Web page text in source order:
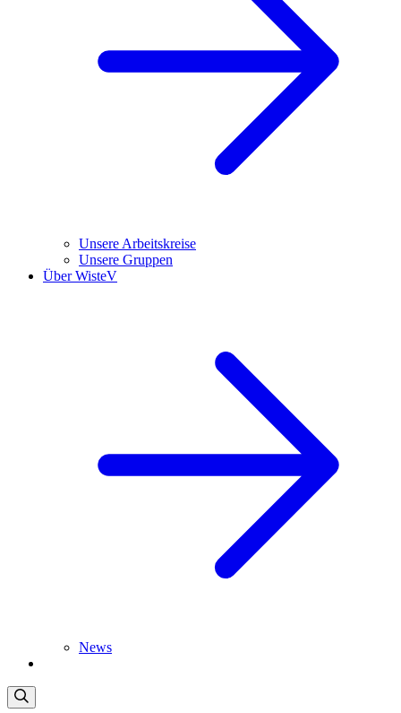
Unsere Arbeitskreise
Unsere Gruppen
Über WisteV
News